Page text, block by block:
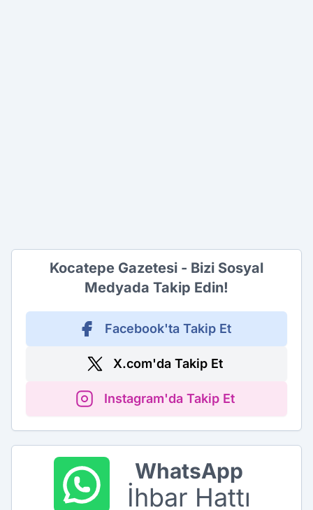
Kocatepe Gazetesi - Bizi Sosyal
Medyada Takip Edin!
Facebook'ta Takip Et
X.com'da Takip Et
Instagram'da Takip Et
WhatsApp
İhbar Hattı